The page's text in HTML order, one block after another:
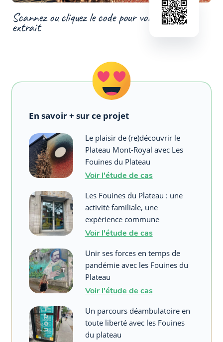
Scannez ou cliquez le code pour voir un
extrait
En savoir + sur ce projet
Le plaisir de (re)découvrir le
Plateau Mont-Royal avec Les
Fouines du Plateau
Voir l'étude de cas
Les Fouines du Plateau : une
activité familiale, une
expérience commune
Voir l'étude de cas
Unir ses forces en temps de
pandémie avec les Fouines du
Plateau
Voir l'étude de cas
Un parcours déambulatoire en
toute liberté avec les Fouines
du plateau